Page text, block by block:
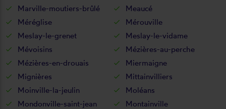
Marville-moutiers-brûlé
Meaucé
Méréglise
Mérouville
Meslay-le-grenet
Meslay-le-vidame
Mévoisins
Mézières-au-perche
Mézières-en-drouais
Miermaigne
Mignières
Mittainvilliers
Moinville-la-jeulin
Moléans
Mondonville-saint-jean
Montainville